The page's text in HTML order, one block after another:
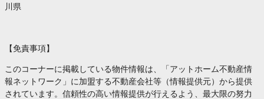
川県
【免責事項】
このコーナーに掲載している物件情報は、「アットホーム不動産情
報ネットワーク」に加盟する不動産会社等（情報提供元）から提供
されています。信頼性の高い情報提供が行えるよう、最大限の努力